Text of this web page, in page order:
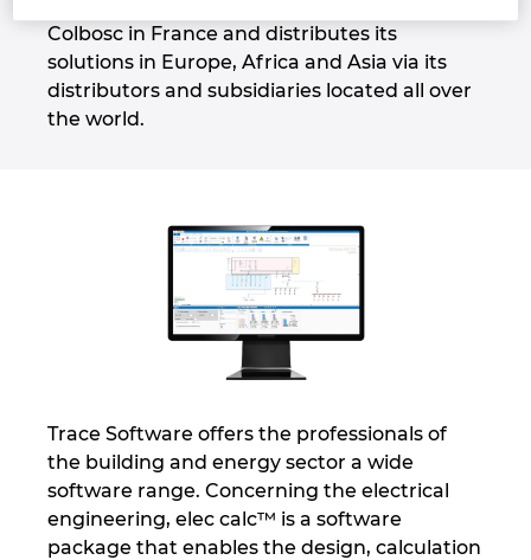
Colbosc in France and distributes its
solutions in Europe, Africa and Asia via its
distributors and subsidiaries located all over
the world.
Trace Software offers the professionals of
the building and energy sector a wide
software range. Concerning the electrical
engineering, elec calc™ is a software
package that enables the design, calculation
Chorvatsko
Indie
Jihoafrická republika
Jižní Korea